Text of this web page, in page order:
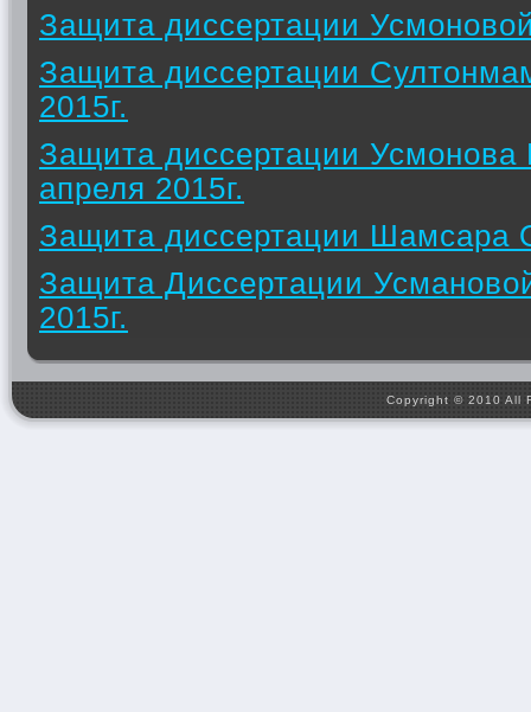
Защита диссертации
Защита диссертации
2015г.
Защита диссертации
апреля 2015г.
Защита диссертации Шамсара
Защита Диссертации
2015г.
Copyright © 2010 All